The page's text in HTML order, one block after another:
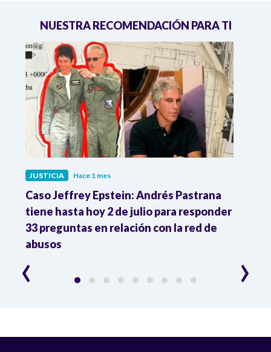
NUESTRA RECOMENDACIÓN PARA TI
JUSTICIA Hace 1 mes
Caso Jeffrey Epstein: Andrés Pastrana
tiene hasta hoy 2 de julio para responder
33 preguntas en relación con la red de
abusos
‹ ›